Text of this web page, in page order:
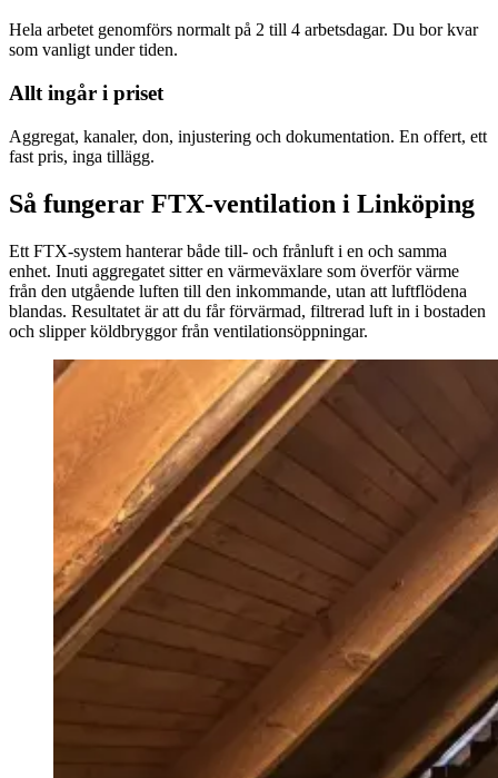
Hela arbetet genomförs normalt på 2 till 4 arbetsdagar. Du bor kvar
som vanligt under tiden.
Allt ingår i priset
Aggregat, kanaler, don, injustering och dokumentation. En offert, ett
fast pris, inga tillägg.
Så fungerar FTX-ventilation i Linköping
Ett FTX-system hanterar både till- och frånluft i en och samma
enhet. Inuti aggregatet sitter en värmeväxlare som överför värme
från den utgående luften till den inkommande, utan att luftflödena
blandas. Resultatet är att du får förvärmad, filtrerad luft in i bostaden
och slipper köldbryggor från ventilationsöppningar.